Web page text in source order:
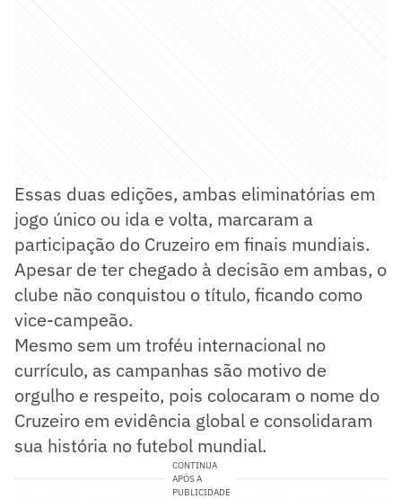
Essas duas edições, ambas eliminatórias em
jogo único ou ida e volta, marcaram a
participação do Cruzeiro em finais mundiais.
Apesar de ter chegado à decisão em ambas, o
clube não conquistou o título, ficando como
vice-campeão.
Mesmo sem um troféu internacional no
currículo, as campanhas são motivo de
orgulho e respeito, pois colocaram o nome do
Cruzeiro em evidência global e consolidaram
sua história no futebol mundial.
CONTINUA
APÓS A
PUBLICIDADE